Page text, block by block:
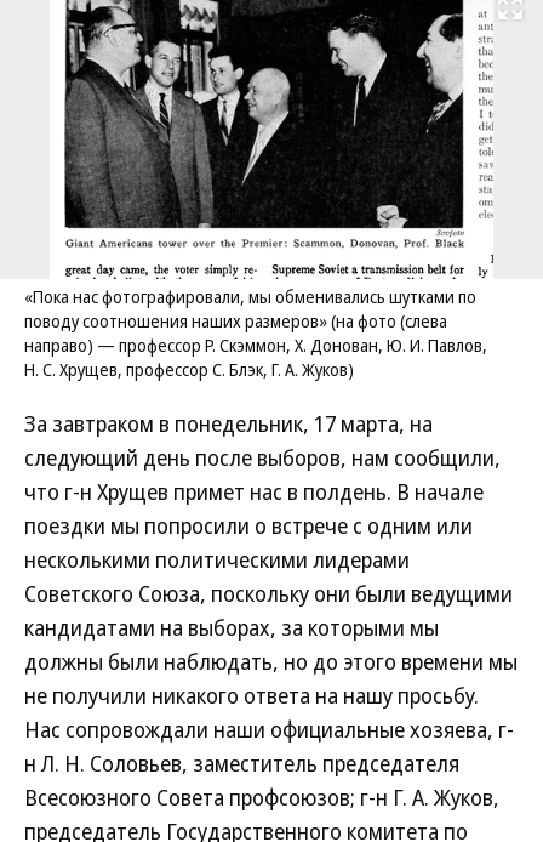
Развернуть
«Пока нас фотографировали, мы обменивались шутками по
поводу соотношения наших размеров» (на фото (слева
направо) — профессор Р. Скэммон, Х. Донован, Ю. И. Павлов,
Н. С. Хрущев, профессор С. Блэк, Г. А. Жуков)
За завтраком в понедельник, 17 марта, на
следующий день после выборов, нам сообщили,
что г-н Хрущев примет нас в полдень. В начале
поездки мы попросили о встрече с одним или
несколькими политическими лидерами
Советского Союза, поскольку они были ведущими
кандидатами на выборах, за которыми мы
должны были наблюдать, но до этого времени мы
не получили никакого ответа на нашу просьбу.
Нас сопровождали наши официальные хозяева, г-
н Л. Н. Соловьев, заместитель председателя
Всесоюзного Совета профсоюзов; г-н Г. А. Жуков,
председатель Государственного комитета по